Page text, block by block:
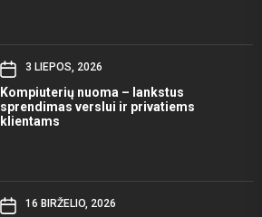
3 LIEPOS, 2026
Kompiuterių nuoma – lankstus
sprendimas verslui ir privatiems
klientams
16 BIRŽELIO, 2026